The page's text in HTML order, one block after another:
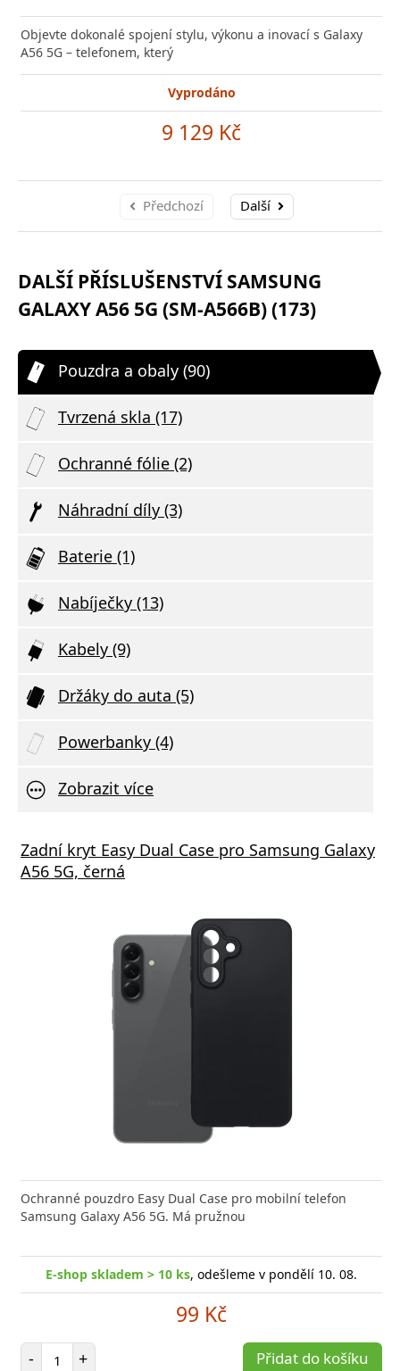
Objevte dokonalé spojení stylu, výkonu a inovací s Galaxy
A56 5G – telefonem, který
Vyprodáno
9 129 Kč
Předchozí Další
DALŠÍ PŘÍSLUŠENSTVÍ SAMSUNG
GALAXY A56 5G (SM-A566B) (173)
Pouzdra a obaly (90)
Tvrzená skla (17)
Ochranné fólie (2)
Náhradní díly (3)
Baterie (1)
Nabíječky (13)
Kabely (9)
Držáky do auta (5)
Powerbanky (4)
Zobrazit více
Zadní kryt Easy Dual Case pro Samsung Galaxy
A56 5G, černá
Ochranné pouzdro Easy Dual Case pro mobilní telefon
Samsung Galaxy A56 5G. Má pružnou
E-shop skladem > 10 ks, odešleme v pondělí 10. 08.
99 Kč
- Počet položek
+ Přidat do košíku